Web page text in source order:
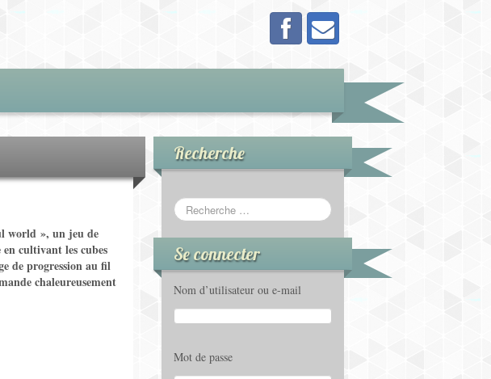
world », un jeu de
cultivant les cubes
de progression au fil
chaleureusement
Recherche
Se connecter
Nom d’utilisateur ou e-mail
Mot de passe